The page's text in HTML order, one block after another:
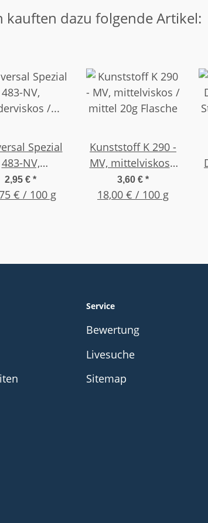
kauften dazu folgende Artikel:
Spezial
483-NV,
/
20g
2,95 € *
€ / 100 g
Kunststoff K 290 -
MV, mittelviskos /
mittel 20g Flasche
3,60 € *
18,00 € / 100 g
Service
Bewertung
Livesuche
Sitemap